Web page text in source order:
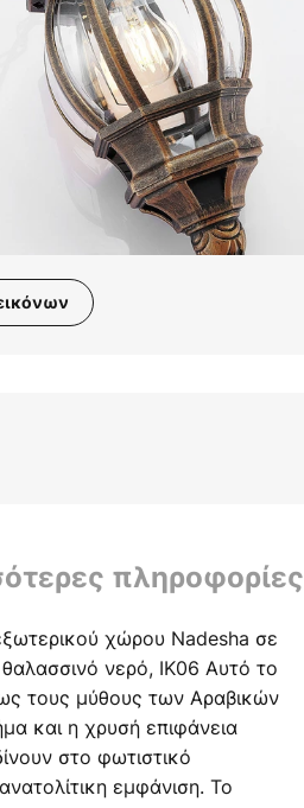
πληροφορίες
χώρου Nadesha σε
νερό, IK06 Αυτό το
τους μύθους των Αραβικών
και η χρυσή επιφάνεια
στο φωτιστικό
εμφάνιση. Το